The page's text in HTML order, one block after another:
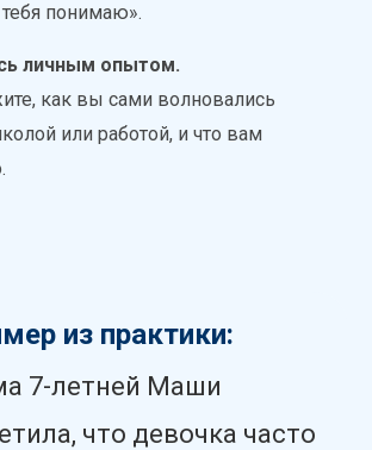
личным опытом.
как вы сами волновались
или работой, и что вам
понимаю».
из практики:
7-летней Маши
что девочка часто